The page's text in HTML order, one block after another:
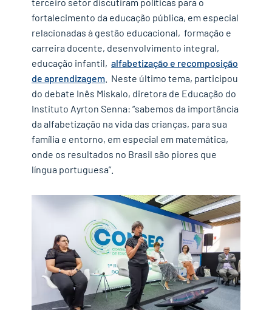
fortalecimento da educação pública, em especial
relacionadas à gestão educacional, formação e
carreira docente, desenvolvimento integral,
educação infantil, alfabetização e recomposição
de aprendizagem . Neste último tema, participou
do debate Inês Miskalo, diretora de Educação do
Instituto Ayrton Senna: “sabemos da importância
da alfabetização na vida das crianças, para sua
família e entorno, em especial em matemática,
onde os resultados no Brasil são piores que
língua portuguesa”.